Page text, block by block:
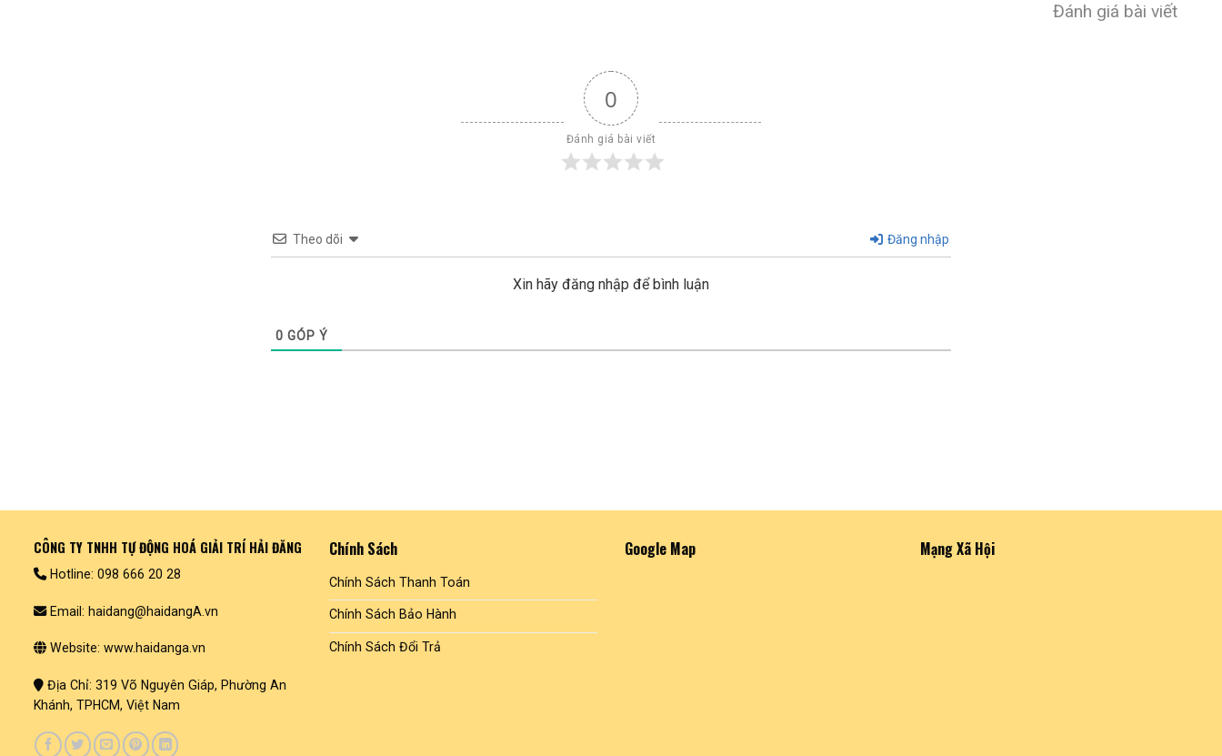
Đánh giá bài viết
0
Đánh giá bài viết
Theo dõi Đăng nhập
Xin hãy đăng nhập để bình luận
0 GÓP Ý
CÔNG TY TNHH TỰ ĐỘNG HOÁ GIẢI TRÍ HẢI ĐĂNG
Hotline: 098 666 20 28
Email: haidang@haidangA.vn
Website: www.haidanga.vn
Địa Chỉ: 319 Võ Nguyên Giáp, Phường An
Khánh, TPHCM, Việt Nam
Chính Sách
Chính Sách Thanh Toán
Chính Sách Bảo Hành
Chính Sách Đổi Trả
Google Map Mạng Xã Hội